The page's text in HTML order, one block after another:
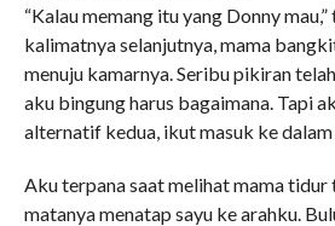
“Kalau memang itu yang Donny
kalimatnya selanjutnya, mama
menuju kamarnya. Seribu pikiran
aku bingung harus bagaimana. Tapi
alternatif kedua, ikut masuk ke
Aku terpana saat melihat mama
matanya menatap sayu ke arahku.